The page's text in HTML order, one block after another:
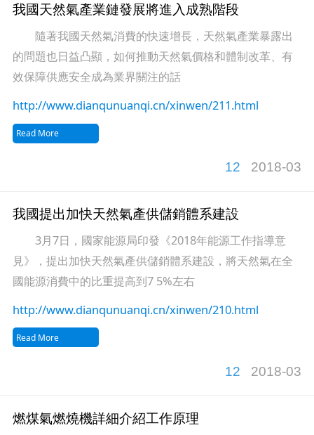
我國天然氣產業鏈發展將進入成熟階段
隨著我國天然氣消費的快速增長，天然氣產業暴露出
的問題也日益凸顯，如何推動天然氣價格和體制改革、有
效保障供應安全成為業界關注的話
http://www.dianqunuanqi.cn/xinwen/211.html
Read More
12 2018-03
我國提出加快天然氣產供儲銷體系建設
3月7日，國家能源局印發《2018年能源工作指導意
見》，提出加快天然氣產供儲銷體系建設，將天然氣在全
國能源消費中的比重提高到7 5%左右
http://www.dianqunuanqi.cn/xinwen/210.html
Read More
12 2018-03
燃煤氣燃燒機詳細介紹工作原理